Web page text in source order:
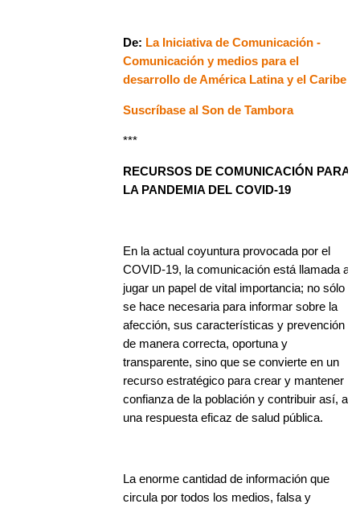
De: La Iniciativa de Comunicación -
Comunicación y medios para el
desarrollo de América Latina y el Caribe
Suscríbase al Son de Tambora
***
RECURSOS DE COMUNICACIÓN PARA
LA PANDEMIA DEL COVID-19
En la actual coyuntura provocada por el
COVID-19, la comunicación está llamada a
jugar un papel de vital importancia; no sólo
se hace necesaria para informar sobre la
afección, sus características y prevención
de manera correcta, oportuna y
transparente, sino que se convierte en un
recurso estratégico para crear y mantener la
confianza de la población y contribuir así, a
una respuesta eficaz de salud pública.
La enorme cantidad de información que
circula por todos los medios, falsa y